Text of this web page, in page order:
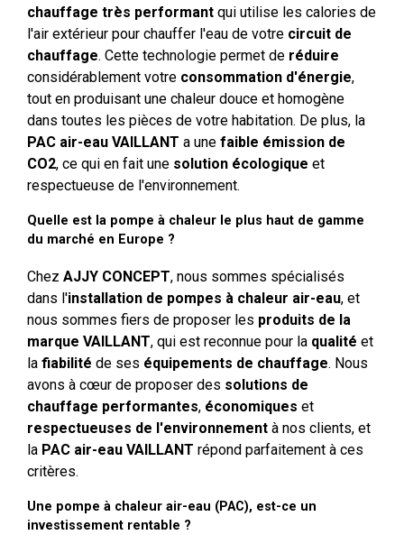
chauffage très performantqui utilise les calories de
l'air extérieur pour chauffer l'eau de votrecircuit de
chauffage. Cette technologie permet de réduire
considérablement votre consommation d'énergie,
tout en produisant une chaleur douce et homogène
dans toutes les pièces de votre habitation. De plus, la
PAC air-eau VAILLANT a une faible émission de
CO2, ce qui en fait une solution écologique et
respectueuse de l'environnement.
Quelle est la pompe à chaleur le plus haut de gamme
du marché en Europe ?
Chez AJJY CONCEPT, nous sommes spécialisés
dans l'installation de pompes à chaleur air-eau, et
nous sommes fiers de proposer les produits de la
marque VAILLANT, qui est reconnue pour la qualité et
la fiabilité de ses équipements de chauffage. Nous
avons à cœur de proposer des solutions de
chauffage performantes, économiques et
respectueuses de l'environnementà nos clients, et
la PAC air-eau VAILLANT répond parfaitement à ces
critères.
Une pompe à chaleur air-eau (PAC), est-ce un
investissement rentable ?